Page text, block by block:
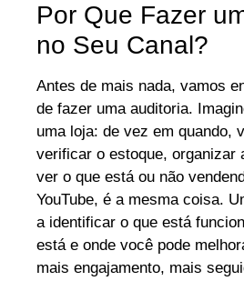
Por Que Fazer
no Seu Canal?
Antes de mais nada, vamos
de fazer uma auditoria.
uma loja: de vez em quando,
verificar o estoque, organizar
ver o que está ou não
YouTube, é a mesma coisa.
a identificar o que está
está e onde você pode
mais engajamento, mais